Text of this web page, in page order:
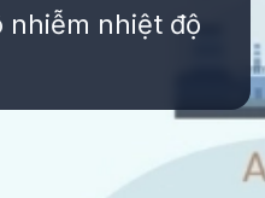
nhiễm nhiệt độ